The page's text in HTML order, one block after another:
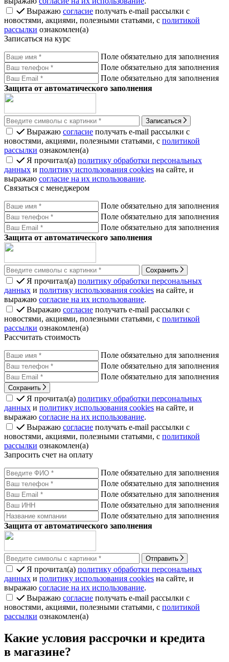
Выражаю согласие получать e-mail рассылки с
новостями, акциями, полезными статьями, с политикой
рассылки ознакомлен(а)
Записаться на курс
Поле обязательно для заполнения
Поле обязательно для заполнения
Поле обязательно для заполнения
Защита от автоматического заполнения
Записаться
Выражаю согласие получать e-mail рассылки с
новостями, акциями, полезными статьями, с политикой
рассылки ознакомлен(а)
Я прочитал(а) политику обработки персональных
данных и политику использования cookies на сайте, и
выражаю согласие на их использование.
Связаться с менеджером
Поле обязательно для заполнения
Поле обязательно для заполнения
Поле обязательно для заполнения
Защита от автоматического заполнения
Сохранить
Я прочитал(а) политику обработки персональных
данных и политику использования cookies на сайте, и
выражаю согласие на их использование.
Выражаю согласие получать e-mail рассылки с
новостями, акциями, полезными статьями, с политикой
рассылки ознакомлен(а)
Рассчитать стоимость
Поле обязательно для заполнения
Поле обязательно для заполнения
Поле обязательно для заполнения
Сохранить
Я прочитал(а) политику обработки персональных
данных и политику использования cookies на сайте, и
выражаю согласие на их использование.
Выражаю согласие получать e-mail рассылки с
новостями, акциями, полезными статьями, с политикой
рассылки ознакомлен(а)
Запросить счет на оплату
Поле обязательно для заполнения
Поле обязательно для заполнения
Поле обязательно для заполнения
Поле обязательно для заполнения
Поле обязательно для заполнения
Защита от автоматического заполнения
Отправить
Я прочитал(а) политику обработки персональных
данных и политику использования cookies на сайте, и
выражаю согласие на их использование.
Выражаю согласие получать e-mail рассылки с
новостями, акциями, полезными статьями, с политикой
рассылки ознакомлен(а)
Какие условия рассрочки и кредита
в магазине?